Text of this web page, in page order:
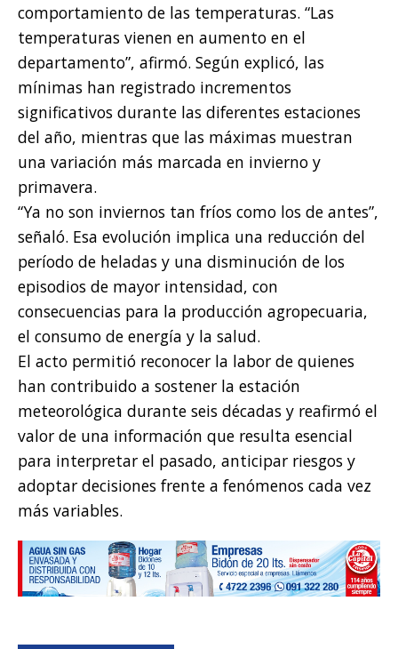
comportamiento de las temperaturas. “Las
temperaturas vienen en aumento en el
departamento”, afirmó. Según explicó, las
mínimas han registrado incrementos
significativos durante las diferentes estaciones
del año, mientras que las máximas muestran
una variación más marcada en invierno y
primavera.
“Ya no son inviernos tan fríos como los de antes”,
señaló. Esa evolución implica una reducción del
período de heladas y una disminución de los
episodios de mayor intensidad, con
consecuencias para la producción agropecuaria,
el consumo de energía y la salud.
El acto permitió reconocer la labor de quienes
han contribuido a sostener la estación
meteorológica durante seis décadas y reafirmó el
valor de una información que resulta esencial
para interpretar el pasado, anticipar riesgos y
adoptar decisiones frente a fenómenos cada vez
más variables.